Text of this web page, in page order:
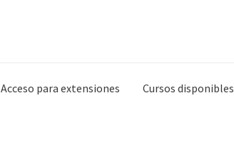
Acceso para extensiones
Cursos disponibles